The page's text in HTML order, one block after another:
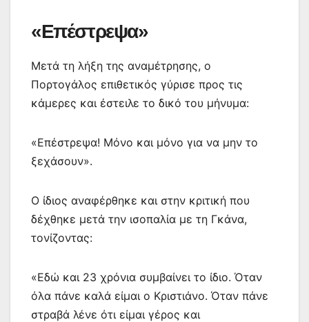
«Επέστρεψα»
Μετά τη λήξη της αναμέτρησης, ο
Πορτογάλος επιθετικός γύρισε προς τις
κάμερες και έστειλε το δικό του μήνυμα:
«Επέστρεψα! Μόνο και μόνο για να μην το
ξεχάσουν».
Ο ίδιος αναφέρθηκε και στην κριτική που
δέχθηκε μετά την ισοπαλία με τη Γκάνα,
τονίζοντας:
«Εδώ και 23 χρόνια συμβαίνει το ίδιο. Όταν
όλα πάνε καλά είμαι ο Κριστιάνο. Όταν πάνε
στραβά λένε ότι είμαι γέρος και